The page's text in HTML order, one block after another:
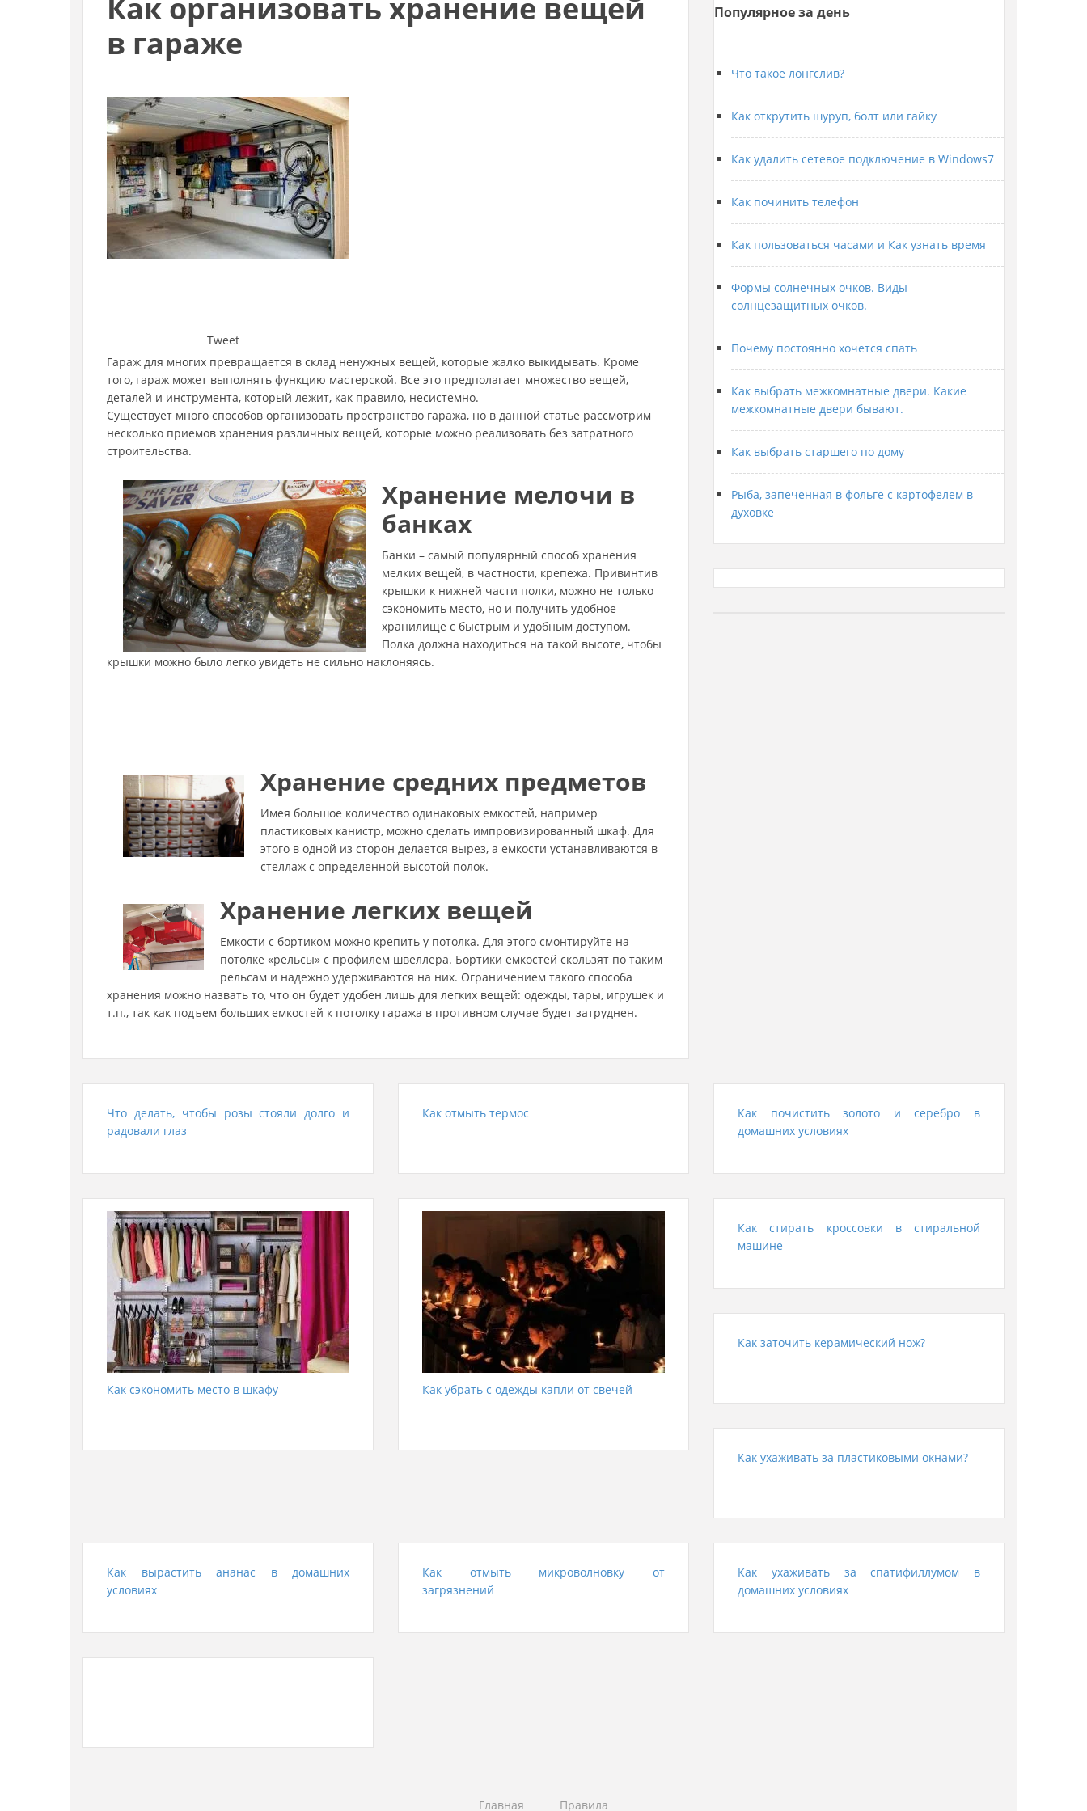
Как организовать хранение вещей
в гараже
Tweet
Гараж для многих превращается в склад ненужных вещей, которые жалко выкидывать. Кроме
того, гараж может выполнять функцию мастерской. Все это предполагает множество вещей,
деталей и инструмента, который лежит, как правило, несистемно.
Существует много способов организовать пространство гаража, но в данной статье рассмотрим
несколько приемов хранения различных вещей, которые можно реализовать без затратного
строительства.
Хранение мелочи в
банках
Банки – самый популярный способ хранения
мелких вещей, в частности, крепежа. Привинтив
крышки к нижней части полки, можно не только
сэкономить место, но и получить удобное
хранилище с быстрым и удобным доступом.
Полка должна находиться на такой высоте, чтобы
крышки можно было легко увидеть не сильно наклоняясь.
Хранение средних предметов
Имея большое количество одинаковых емкостей, например
пластиковых канистр, можно сделать импровизированный шкаф. Для
этого в одной из сторон делается вырез, а емкости устанавливаются в
стеллаж с определенной высотой полок.
Хранение легких вещей
Емкости с бортиком можно крепить у потолка. Для этого смонтируйте на
потолке «рельсы» с профилем швеллера. Бортики емкостей скользят по таким
рельсам и надежно удерживаются на них. Ограничением такого способа
хранения можно назвать то, что он будет удобен лишь для легких вещей: одежды, тары, игрушек и
т.п., так как подъем больших емкостей к потолку гаража в противном случае будет затруднен.
Популярное за день
Что такое лонгслив?
Как открутить шуруп, болт или гайку
Как удалить сетевое подключение в Windows7
Как починить телефон
Как пользоваться часами и Как узнать время
Формы солнечных очков. Виды
солнцезащитных очков.
Почему постоянно хочется спать
Как выбрать межкомнатные двери. Какие
межкомнатные двери бывают.
Как выбрать старшего по дому
Рыба, запеченная в фольге с картофелем в
духовке
Что делать, чтобы розы стояли долго и
радовали глаз
Как отмыть термос
Как почистить золото и серебро в
домашних условиях
Как сэкономить место в шкафу Как убрать с одежды капли от свечей
Как стирать кроссовки в стиральной
машине
Как заточить керамический нож?
Как ухаживать за пластиковыми окнами?
Как вырастить ананас в домашних
условиях
Как отмыть микроволновку от
загрязнений
Как ухаживать за спатифиллумом в
домашних условиях
Главная Правила